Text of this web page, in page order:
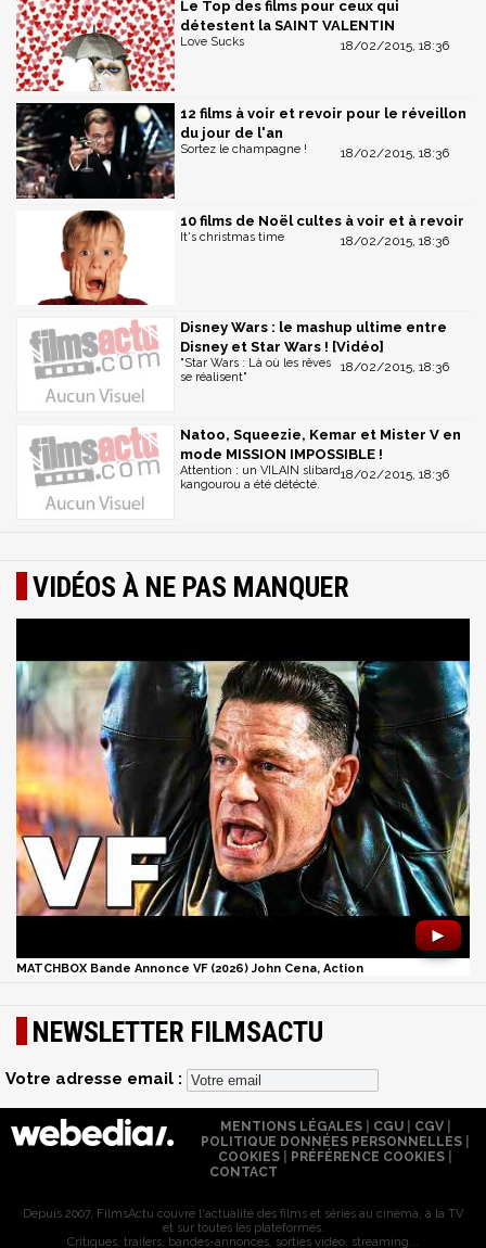
Le Top des films pour ceux qui
détestent la SAINT VALENTIN
18/02/2015, 18:36
Love Sucks
12 films à voir et revoir pour le réveillon
du jour de l'an
18/02/2015, 18:36
Sortez le champagne !
10 films de Noël cultes à voir et à revoir
18/02/2015, 18:36
It's christmas time
Disney Wars : le mashup ultime entre
Disney et Star Wars ! [Vidéo]
18/02/2015, 18:36
"Star Wars : Là où les rêves
se réalisent"
Natoo, Squeezie, Kemar et Mister V en
mode MISSION IMPOSSIBLE !
18/02/2015, 18:36
Attention : un VILAIN slibard
kangourou a été détécté.
VIDÉOS À NE PAS MANQUER
►
MATCHBOX Bande Annonce VF (2026) John Cena, Action
NEWSLETTER FILMSACTU
Votre adresse email :
MENTIONS LÉGALES| CGU| CGV|
POLITIQUE DONNÉES PERSONNELLES
COOKIES
PRÉFÉRENCE COOKIES
CONTACT
Depuis 2007, FilmsActu couvre l'actualité des films et séries au cinéma, à la TV
et sur toutes les plateformes.
Critiques, trailers, bandes-annonces, sorties vidéo, streaming...